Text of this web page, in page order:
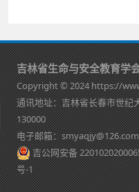
吉林省生命与安全教育学
Copyright © 2024 https://
通讯地址：吉林省长春市世纪
130000
电子邮箱：
吉公网安备
号-1